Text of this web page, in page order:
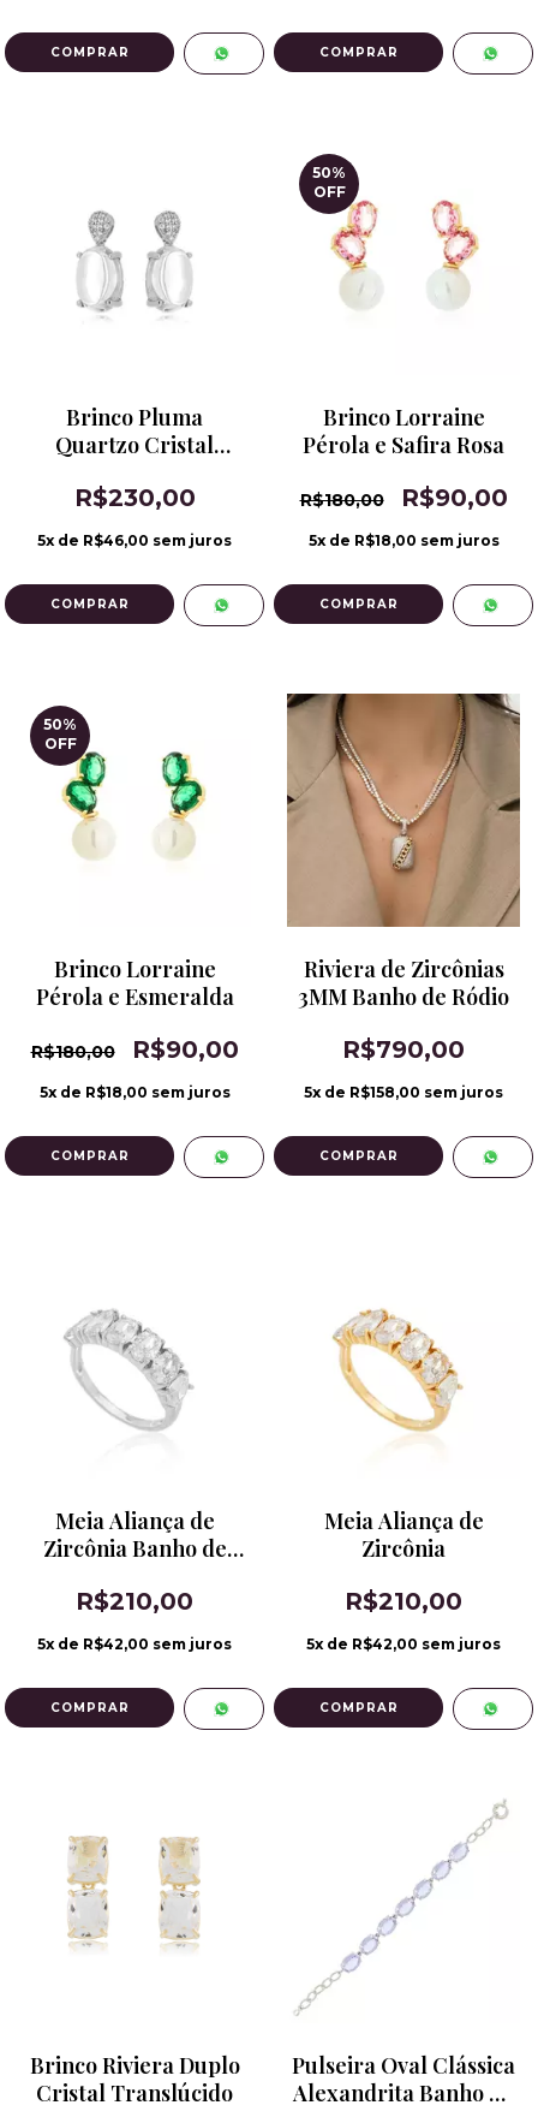
Brinco Pluma
Quartzo Cristal
R$230,00
5x de R$46,00 sem juros
50%
OFF
Brinco Lorraine
Pérola e Safira Rosa
R$180,00 R$90,00
5x de R$18,00 sem juros
50%
OFF
Brinco Lorraine
Pérola e Esmeralda
R$180,00 R$90,00
5x de R$18,00 sem juros
Riviera de Zircônias
3MM Banho de Ródio
R$790,00
5x de R$158,00 sem juros
Meia Aliança de
Zircônia Banho de
R$210,00
5x de R$42,00 sem juros
COMPRAR
Meia Aliança de
Zircônia
R$210,00
5x de R$42,00 sem juros
COMPRAR
Brinco Riviera Duplo
Cristal Translúcido
Pulseira Oval Clássica
Alexandrita Banho de